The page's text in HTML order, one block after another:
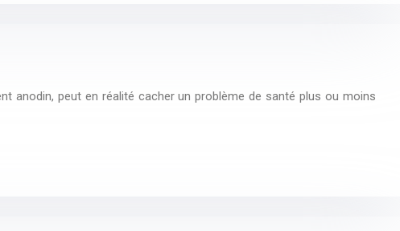
anodin, peut en réalité cacher un problème de santé plus ou moins